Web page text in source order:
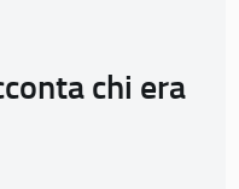
chi era